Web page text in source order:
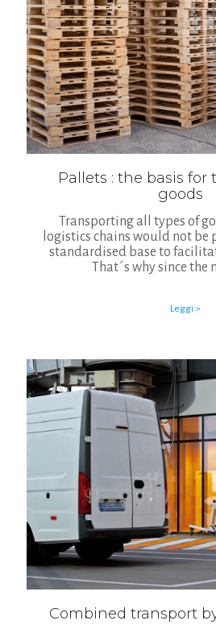
Pallets : the basis for
goods
Transporting all types of
logistics chains would not be
standardised base to
That´s why since the
Leggi >
Combined transport